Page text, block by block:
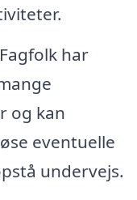
Fagfolk har
og kan
eventuelle
undervejs.